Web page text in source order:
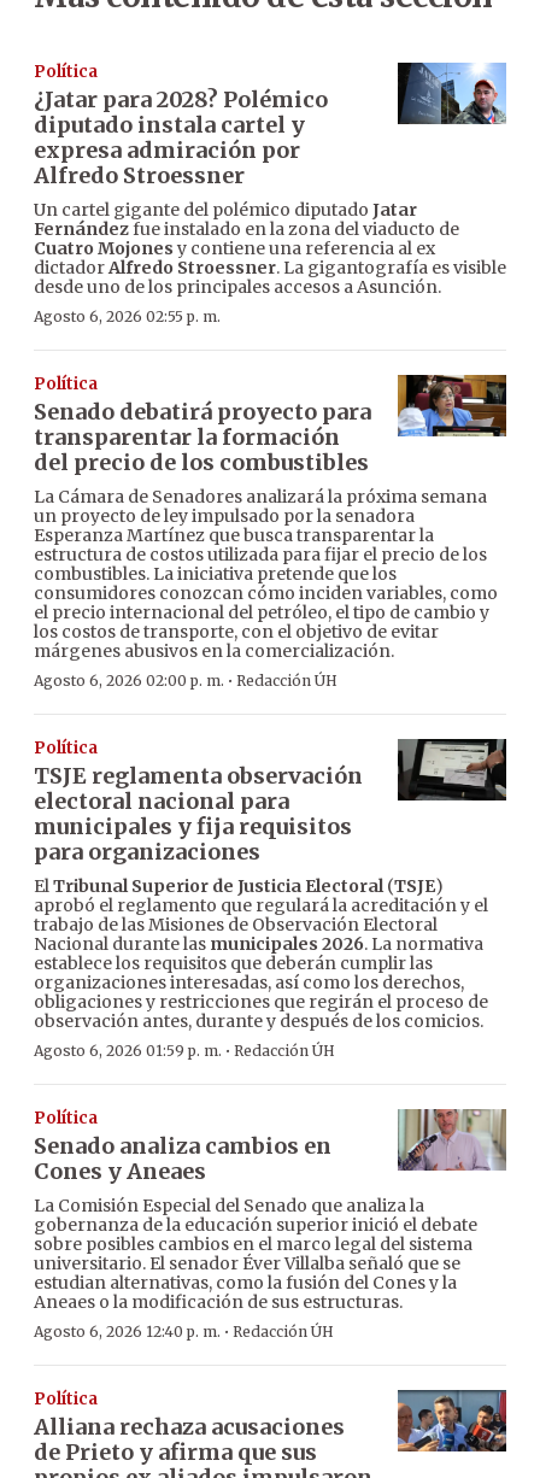
Política
¿Jatar para 2028? Polémico
diputado instala cartel y
expresa admiración por
Alfredo Stroessner
Un cartel gigante del polémico diputado Jatar
Fernándezfue instalado en la zona del viaducto de
Cuatro Mojones y contiene una referencia al ex
dictadorAlfredo Stroessner. La gigantografía es visible
desde uno de los principales accesos a Asunción.
Agosto 6, 2026 02:55 p. m.
Política
Senado debatirá proyecto para
transparentar la formación
del precio de los combustibles
La Cámara de Senadores analizará la próxima semana
un proyecto de ley impulsado por la senadora
Esperanza Martínez que busca transparentar la
estructura de costos utilizada para fijar el precio de los
combustibles. La iniciativa pretende que los
consumidores conozcan cómo inciden variables, como
el precio internacional del petróleo, el tipo de cambio y
los costos de transporte, con el objetivo de evitar
márgenes abusivos en la comercialización.
Agosto 6, 2026 02:00 p. m. · Redacción ÚH
Política
TSJE reglamenta observación
electoral nacional para
municipales y fija requisitos
para organizaciones
ElTribunal Superior de Justicia Electoral(TSJE)
aprobó el reglamento que regulará la acreditación y el
trabajo de las Misiones de Observación Electoral
Nacional durante las municipales 2026. La normativa
establece los requisitos que deberán cumplir las
organizaciones interesadas, así como los derechos,
obligaciones y restricciones que regirán el proceso de
observación antes, durante y después de los comicios.
Agosto 6, 2026 01:59 p. m. · Redacción ÚH
Política
Senado analiza cambios en
Cones y Aneaes
La Comisión Especial del Senado que analiza la
gobernanza de la educación superior inició el debate
sobre posibles cambios en el marco legal del sistema
universitario. El senador Éver Villalba señaló que se
estudian alternativas, como la fusión del Cones y la
Aneaes o la modificación de sus estructuras.
Agosto 6, 2026 12:40 p. m. · Redacción ÚH
Política
Alliana rechaza acusaciones
de Prieto y afirma que sus